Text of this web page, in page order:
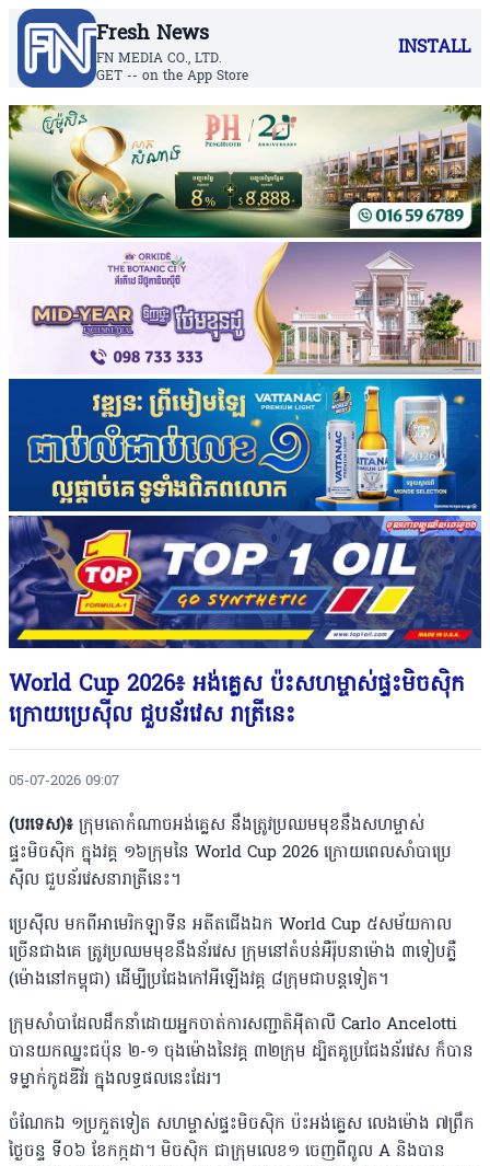
Fresh News
FN MEDIA CO., LTD.
GET -- on the App Store
INSTALL
World Cup 2026៖ អង់គ្លេស ប៉ះសហម្ចាស់ផ្ទះមិចស៊ិក
ក្រោយប្រេស៊ីល ជួបន័រវេស រាត្រីនេះ
05-07-2026 09:07
(បរទេស)៖ ក្រុមតោកំណាចអង់គ្លេស នឹងត្រូវប្រឈមមុខនឹងសហម្ចាស់
ផ្ទះមិចស៊ិក ក្នុងវគ្គ ១៦ក្រុមនៃ World Cup 2026 ក្រោយពេលសាំបាប្រេ
ស៊ីល ជួបន័រវេសនារាត្រីនេះ។
ប្រេស៊ីល មកពីអាមេរិកឡាទីន អតីតជើងឯក World Cup ៥សម័យកាល
ច្រើនជាងគេ ត្រូវប្រឈមមុខនឹងន័រវេស ក្រុមនៅតំបន់អឺរ៉ុបនាម៉ោង ៣ទៀបភ្លឺ
(ម៉ោងនៅកម្ពុជា) ដើម្បីប្រជែងកៅអីឡើងវគ្គ ៨ក្រុមជាបន្តទៀត។
ក្រុមសាំបាដែលដឹកនាំដោយអ្នកចាត់ការសញ្ជាតិអ៉ីតាលី Carlo Ancelotti
បានយកឈ្នះជប៉ុន ២-១ ចុងម៉ោងនៃវគ្គ ៣២ក្រុម ដ្បិតគូប្រជែងន័រវេស ក៏បាន
ទម្លាក់កូដឌីវ័រ ក្នុងលទ្ធផលនេះដែរ។
ចំណែកឯ ១ប្រកួតទៀត សហម្ចាស់ផ្ទះមិចស៊ិក ប៉ះអង់គ្លេស លេងម៉ោង ៧ព្រឹក
ថ្ងៃចន្ទ ទី០៦ ខែកក្កដា។ មិចស៊ិក ជាក្រុមលេខ១ ចេញពីពូល A និងបាន